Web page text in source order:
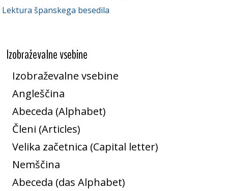
Lektura španskega besedila
Izobraževalne vsebine
Izobraževalne vsebine
Angleščina
Abeceda (Alphabet)
Členi (Articles)
Velika začetnica (Capital letter)
Nemščina
Abeceda (das Alphabet)